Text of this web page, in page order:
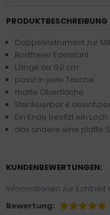
PRODUKTBESCHREIBUNG
Doppelinstrument zur
Rostfreier Edelstahl
Länge ca. 9,0 cm
passt in jede Tasche
matte Oberfläche
Sterilisierbar &
Ein Ende besitzt ein
das andere eine platte
KUNDENBEWERTUNGEN:
Informationen zur
Bewertung: